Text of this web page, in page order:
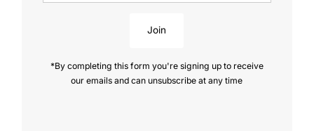
Address
Join
*By completing this form you're signing up to receive
our emails and can unsubscribe at any time